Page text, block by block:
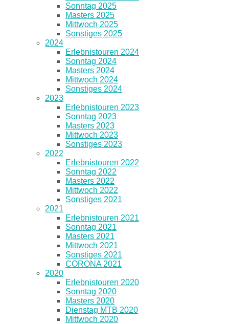
Sonntag 2025
Masters 2025
Mittwoch 2025
Sonstiges 2025
2024
Erlebnistouren 2024
Sonntag 2024
Masters 2024
Mittwoch 2024
Sonstiges 2024
2023
Erlebnistouren 2023
Sonntag 2023
Masters 2023
Mittwoch 2023
Sonstiges 2023
2022
Erlebnistouren 2022
Sonntag 2022
Masters 2022
Mittwoch 2022
Sonstiges 2021
2021
Erlebnistouren 2021
Sonntag 2021
Masters 2021
Mittwoch 2021
Sonstiges 2021
CORONA 2021
2020
Erlebnistouren 2020
Sonntag 2020
Masters 2020
Dienstag MTB 2020
Mittwoch 2020